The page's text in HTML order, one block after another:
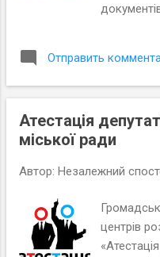
перші
громади
Отправить
Атестація
міської ради
Автор: Незалежний
центрів